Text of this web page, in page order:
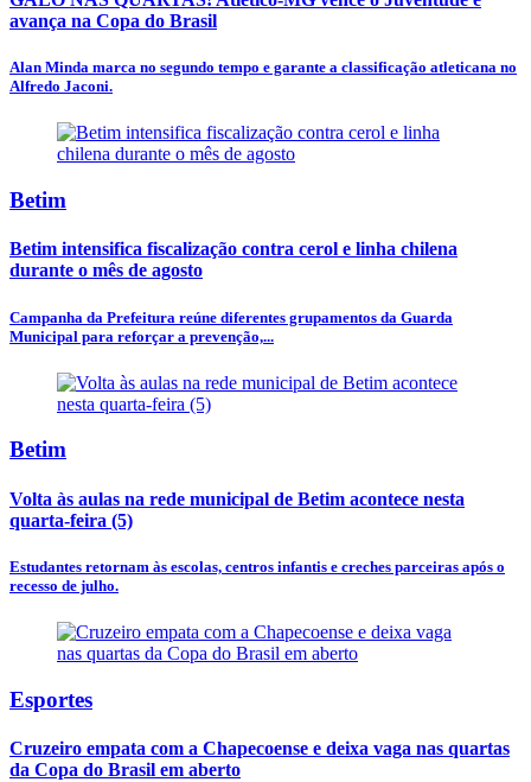
avança na Copa do Brasil
Alan Minda marca no segundo tempo e garante a classificação atleticana no
Alfredo Jaconi.
Betim
Betim intensifica fiscalização contra cerol e linha chilena
durante o mês de agosto
Campanha da Prefeitura reúne diferentes grupamentos da Guarda
Municipal para reforçar a prevenção,...
Betim
Volta às aulas na rede municipal de Betim acontece nesta
quarta-feira (5)
Estudantes retornam às escolas, centros infantis e creches parceiras após o
recesso de julho.
Esportes
Cruzeiro empata com a Chapecoense e deixa vaga nas quartas
da Copa do Brasil em aberto